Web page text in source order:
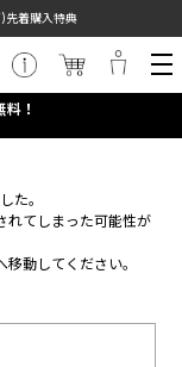
先着購入特典
！
た。
れてしまった可能性が
動してください。